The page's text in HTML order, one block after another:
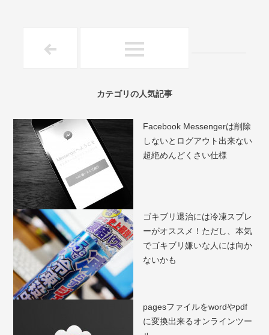
カテゴリの人気記事
Facebook Messengerは削除
しないとログアウト出来ない
超絶めんどくさい仕様
ゴキブリ退治には冷凍スプレ
ーがオススメ！ただし、本気
でゴキブリ嫌いな人には向か
ないかも
pagesファイルをwordやpdf
に変換出来るオンラインツー